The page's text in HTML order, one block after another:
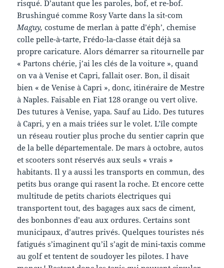
risqué. D’autant que les paroles, bof, et re-bof.
Brushingué comme Rosy Varte dans la sit-com
Maguy, costume de merlan à patte d’éph’, chemise
colle pelle-à-tarte, Frédo-la-classe était déjà sa
propre caricature. Alors démarrer sa ritournelle par
« Partons chérie, j’ai les clés de la voiture », quand
on va à Venise et Capri, fallait oser. Bon, il disait
bien « de Venise à Capri », donc, itinéraire de Mestre
à Naples. Faisable en Fiat 128 orange ou vert olive.
Des tutures à Venise, yapa. Sauf au Lido. Des tutures
à Capri, y en a mais triées sur le volet. L’île compte
un réseau routier plus proche du sentier caprin que
de la belle départementale. De mars à octobre, autos
et scooters sont réservés aux seuls « vrais »
habitants. Il y a aussi les transports en commun, des
petits bus orange qui rasent la roche. Et encore cette
multitude de petits chariots électriques qui
transportent tout, des bagages aux sacs de ciment,
des bonbonnes d’eau aux ordures. Certains sont
municipaux, d’autres privés. Quelques touristes nés
fatigués s’imaginent qu’il s’agit de mini-taxis comme
au golf et tentent de soudoyer les pilotes. I have